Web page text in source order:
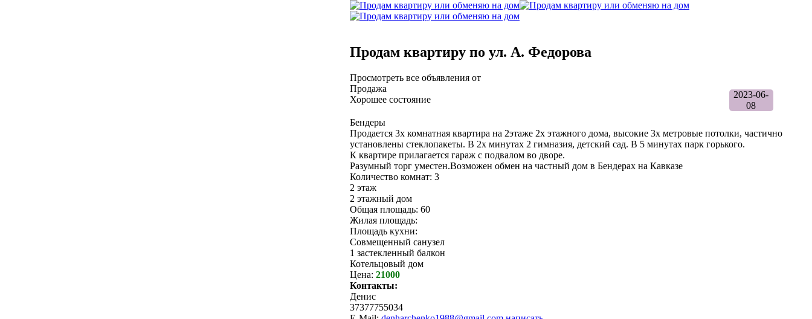
Продам квартиру по ул. А. Федорова
Просмотреть все объявления от
Продажа
Хорошее состояние
2023-06-
08
Бендеры
Продается 3х комнатная квартира на 2этаже 2х этажного дома, высокие 3х метровые потолки, частично
установлены стеклопакеты. В 2х минутах 2 гимназия, детский сад. В 5 минутах парк горького.
К квартире прилагается гараж с подвалом во дворе.
Разумный торг уместен.Возможен обмен на частный дом в Бендерах на Кавказе
Количество комнат: 3
2 этаж
2 этажный дом
Общая площадь: 60
Жилая площадь:
Площадь кухни:
Совмещенный санузел
1 застекленный балкон
Котельцовый дом
Цена: 21000
Контакты:
Денис
37377755034